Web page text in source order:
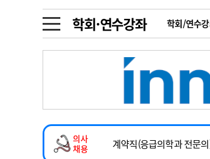
학회·연수강좌 학회/연수
금주의
1
의
3
AI의
4
전
인물 초대석
동영상뉴스
포토뉴스
메디 Hospital 지역병원
인포메이션 행정처분
의사
채용
2026년 하반기 인턴 모집
마취통증의학과 임기제
계약직(응급의학과 전문